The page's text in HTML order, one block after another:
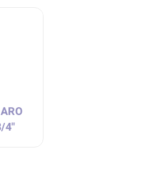
4"